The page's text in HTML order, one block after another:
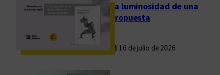
La luminosidad de una
propuesta
16 de julio de 2026